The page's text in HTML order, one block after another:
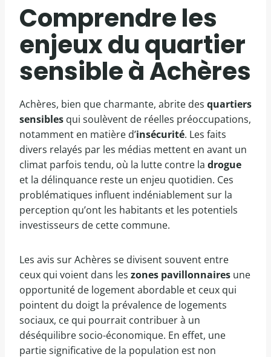
Comprendre les
enjeux du quartier
sensible à Achères
Achères, bien que charmante, abrite des quartiers
sensibles qui soulèvent de réelles préoccupations,
notamment en matière d’insécurité. Les faits
divers relayés par les médias mettent en avant un
climat parfois tendu, où la lutte contre la drogue
et la délinquance reste un enjeu quotidien. Ces
problématiques influent indéniablement sur la
perception qu’ont les habitants et les potentiels
investisseurs de cette commune.
Les avis sur Achères se divisent souvent entre
ceux qui voient dans les zones pavillonnaires une
opportunité de logement abordable et ceux qui
pointent du doigt la prévalence de logements
sociaux, ce qui pourrait contribuer à un
déséquilibre socio-économique. En effet, une
partie significative de la population est non